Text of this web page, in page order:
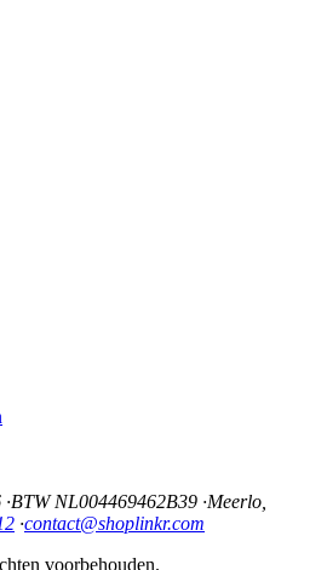
·BTW NL004469462B39 ·Meerlo,
·contact@shoplinkr.com
voorbehouden.